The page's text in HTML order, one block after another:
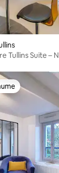
Tullins Suite –
на гостите